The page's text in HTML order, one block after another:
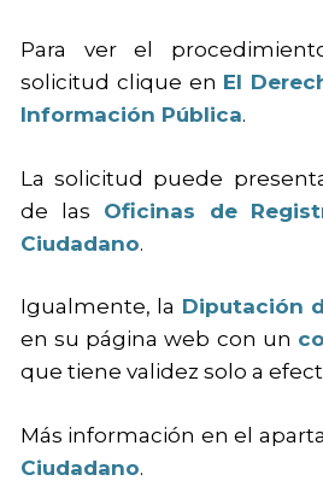
Para ver el
solicitud clique en El
Información Pública.
La solicitud puede
de las Oficinas de
Ciudadano.
Igualmente, la Diputación
en su página web con un
que tiene validez solo a
Más información en el
Ciudadano.